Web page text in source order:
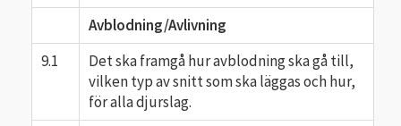
Avblodning/Avlivning
9.1
Det ska framgå hur avblodning ska gå till,
vilken typ av snitt som ska läggas och hur,
för alla djurslag.